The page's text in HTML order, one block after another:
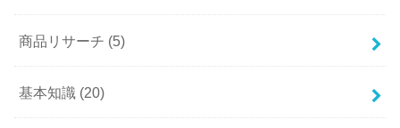
商品リサーチ (5)
基本知識 (20)